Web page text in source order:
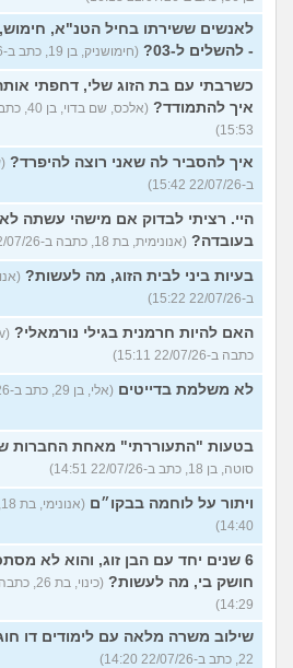
לאנשים ששירתו בחיל הטנ"א, חימוש,
- להשלים ל-03?
(חימושניק, בן 19, כתב ב-22/07/26 16:04)
כשרבתי עם בת הזוג שלי, דחפתי
איך להתמודד?
15:53)
איך להסביר לה שאני רוצה להיפרד?
ב-22/07/26 15:42)
היי. רציתי לבדוק אם מישהי עשתה
בעובדה? (אנונימית, בת 18, כתבה ב-22/07/26 15:31)
בעיות ביני לבית הזוג, מה לעשות?
ב-22/07/26 15:22)
האם להיות חרמנית בגילי נורמאלי?
כתבה ב-22/07/26 15:11)
לא משלמת בדייטים (אלי, בן 29, כתב ב-22/07/26 15:00)
בטעות "התעוררתי" מאחת החברות
סוטה, בן 18, כתב ב-22/07/26 14:51)
ויתור על לוחמה בבקו״ם
14:40)
6 שנים יחד עם הבן זוג, והוא לא
חושק בי, מה לעשות?
14:29)
שילוב משרה מלאה עם לימודים דו
22, כתב ב-22/07/26 14:20)